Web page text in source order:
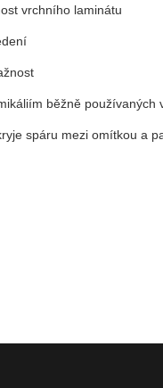
vrchního laminátu
běžně používaných
spáru mezi omítkou a